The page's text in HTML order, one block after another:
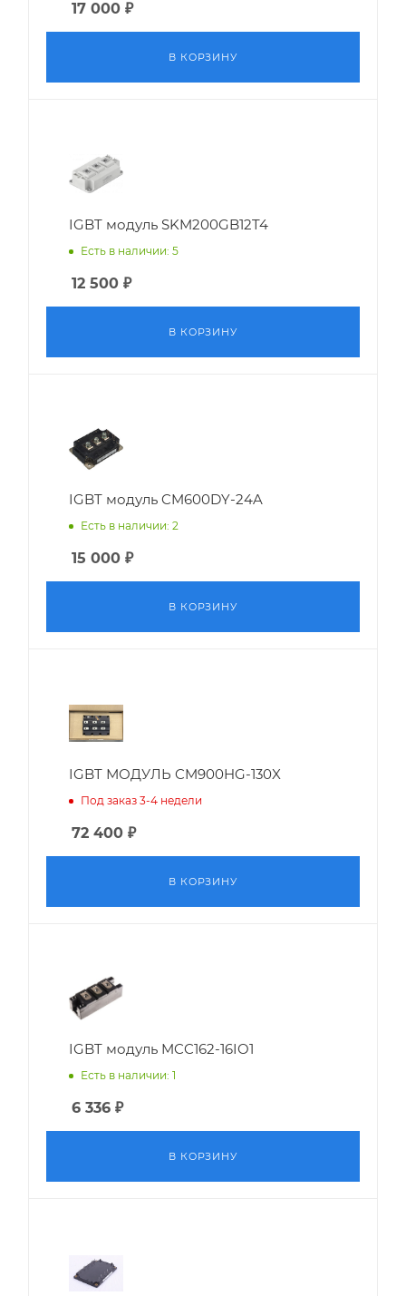
17 000 ₽
В КОРЗИНУ
IGBT модуль SKM200GB12T4
Есть в наличии: 5
12 500 ₽
В КОРЗИНУ
IGBT модуль CM600DY-24A
Есть в наличии: 2
15 000 ₽
В КОРЗИНУ
IGBT МОДУЛЬ CM900HG-130X
Под заказ 3-4 недели
72 400 ₽
В КОРЗИНУ
IGBT модуль MCC162-16IO1
Есть в наличии: 1
6 336 ₽
В КОРЗИНУ